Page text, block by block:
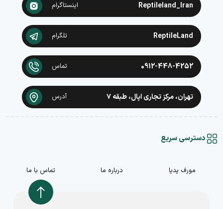
Reptileland_Iran اینستاگرام
ReptileLand تلگرام
0912-448-4252 تماس
تهران، مرکز تجاری اپال، طبقه ۷ آدرس
دسترسی سریع
مورف پدیا درباره ما تماس با ما